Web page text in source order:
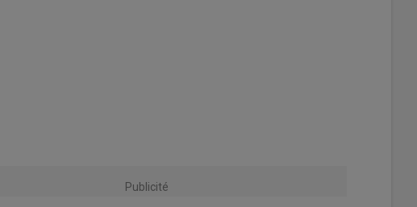
Publicité